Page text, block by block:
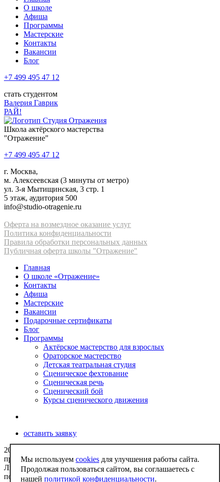
О школе
Афиша
Программы
Мастерские
Контакты
Вакансии
Блог
+7 499 495 47 12
стать студентом
Валерия Гаврик
РАЙ!
Школа актёрского мастерства
"Отражение"
+7 499 495 47 12
г. Москва,
м. Алексеевская (3 минуты от метро)
ул. 3-я Мытищинская, 3 стр. 1
5 этаж, аудитория 500
info@studio-otragenie.ru
Оферта на возмездное оказание услуг
Политика конфиденциальности
Правила обработки персональных данных
Публичная оферта школы "Отражение"
Главная
О школе «Отражение»
Контакты
Афиша
Мастерские
Вакансии
Подарочные сертификаты
Блог
Программы
Актёрское мастерство для взрослых
Ораторское мастерство
Детская театральная студия
Сценическое фехтование
Сценическая речь
Сценический бой
Курсы сценического движения
оставить заявку
2009-2026 Школа актёрского мастерства Отражение. Все
права защищены
Любое использование либо копирование материалов или
подборки материалов сайта, элементов дизайна и оформления
Мы используем cookies для улучшения работы сайта.
Продолжая пользоваться сайтом, вы соглашаетесь с
нашей политикой конфиденциальности.